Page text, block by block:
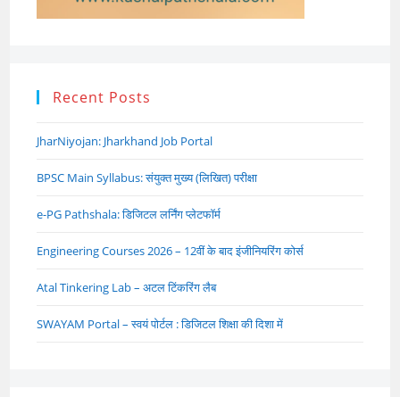
Recent Posts
JharNiyojan: Jharkhand Job Portal
BPSC Main Syllabus: संयुक्त मुख्य (लिखित) परीक्षा
e-PG Pathshala: डिजिटल लर्निंग प्लेटफॉर्म
Engineering Courses 2026 – 12वीं के बाद इंजीनियरिंग कोर्स
Atal Tinkering Lab – अटल टिंकरिंग लैब
SWAYAM Portal – स्वयं पोर्टल : डिजिटल शिक्षा की दिशा में